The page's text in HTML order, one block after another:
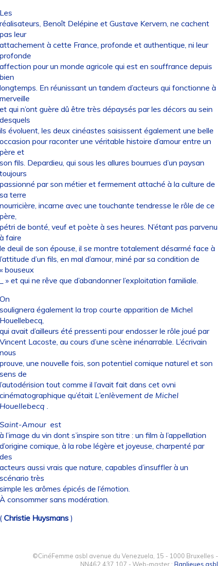
Benoît Delépine et Gustave Kervern, ne cachent
leur
à cette France, profonde et authentique, ni leur
pour un monde agricole qui est en souffrance depuis
En réunissant un tandem d’acteurs qui fonctionne à
qui n’ont guère dû être très dépaysés par les décors au sein
évoluent, les deux cinéastes saisissent également une belle
pour raconter une véritable histoire d’amour entre un
et
fils. Depardieu, qui sous les allures bourrues d’un paysan
par son métier et fermement attaché à la culture de
terre
incarne avec une touchante tendresse le rôle de ce
de bonté, veuf et poète à ses heures. N’étant pas parvenu
faire
deuil de son épouse, il se montre totalement désarmé face à
d’un fils, en mal d’amour, miné par sa condition de
bouseux
» et qui ne rêve que d’abandonner l’exploitation familiale.
également la trop courte apparition de Michel
avait d’ailleurs été pressenti pour endosser le rôle joué par
Lacoste, au cours d’une scène inénarrable. L’écrivain
une nouvelle fois, son potentiel comique naturel et son
de
tout comme il l’avait fait dans cet ovni
qu’était L’enlèvement de Michel
.
Amour est
l’image du vin dont s’inspire son titre : un film à l’appellation
comique, à la robe légère et joyeuse, charpenté par
aussi vrais que nature, capables d’insuffler à un
très
les arômes épicés de l’émotion.
consommer sans modération.
Christie Huysmans)
©CinéFemme asbl avenue du Venezuela, 15 - 1000 Bruxelles -
NN462.437.107 - Web-master : Banlieues asbl